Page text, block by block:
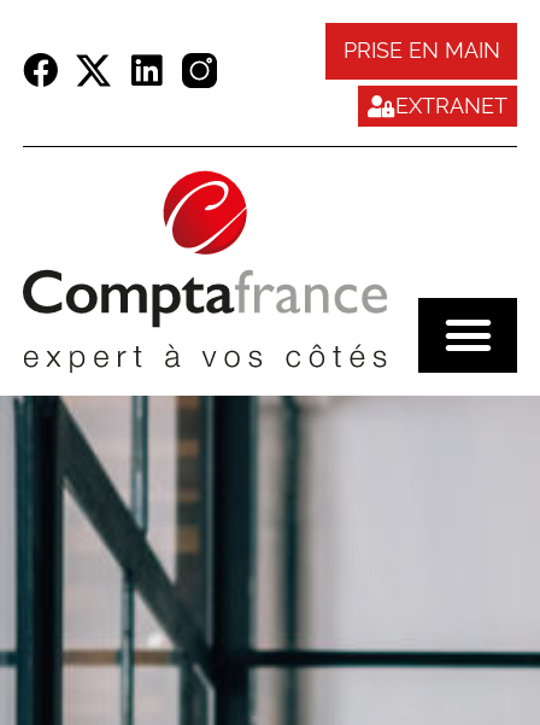
PRISE EN MAIN
EXTRANET